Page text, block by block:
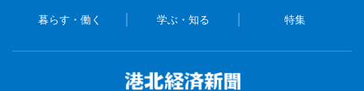
暮らす・働く 学ぶ・知る 特集